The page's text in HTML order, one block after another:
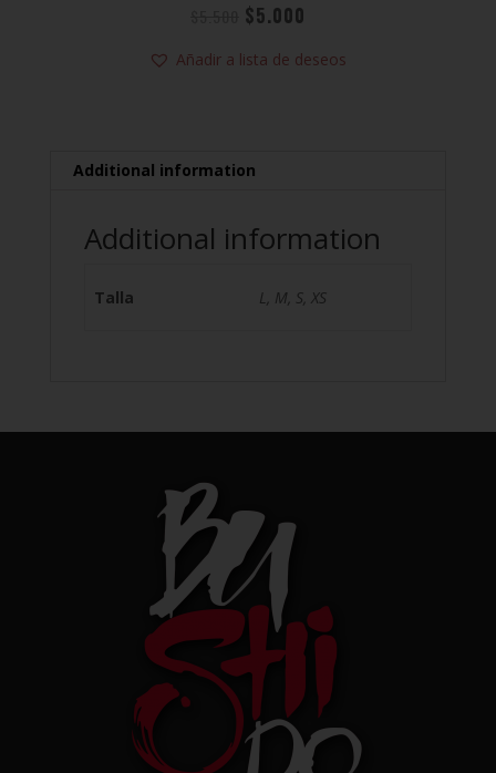
$5.000
Añadir a lista de deseos
Additional information
Additional information
Talla L, M, S, XS